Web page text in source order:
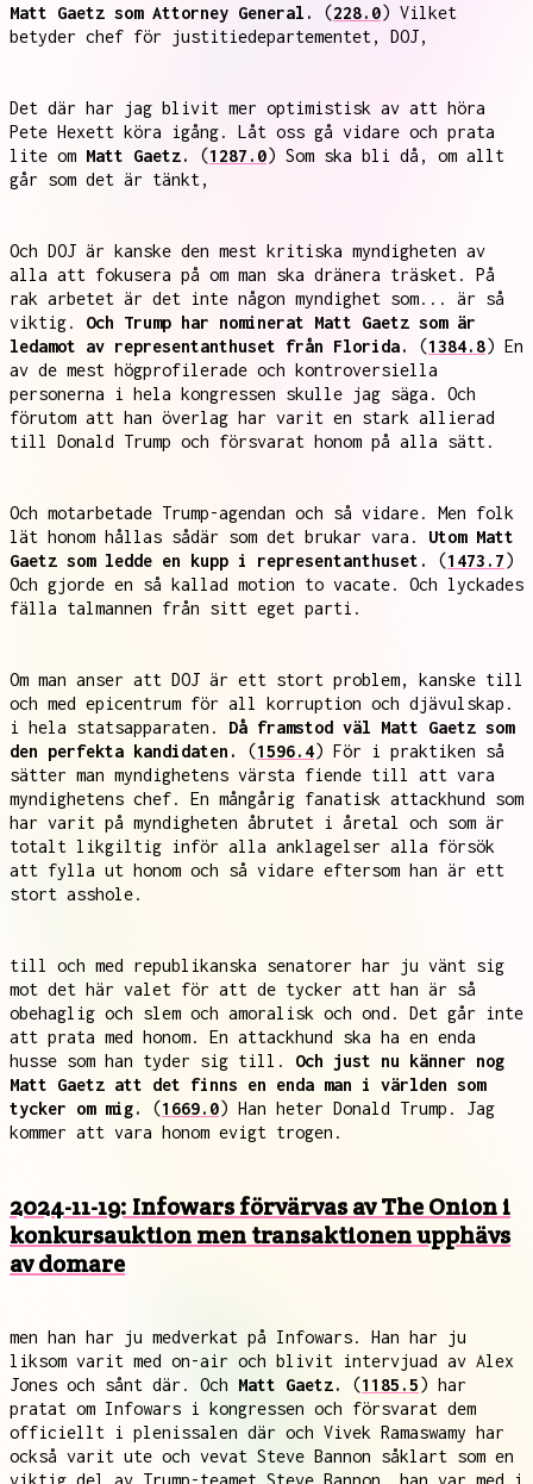
Matt Gaetz som Attorney General.
(228.0) Vilket
betyder chef för justitiedepartementet, DOJ,
Det där har jag blivit mer optimistisk av att höra
Pete Hexett köra igång. Låt oss gå vidare och prata
lite om Matt Gaetz. (1287.0) Som ska bli då, om allt
går som det är tänkt,
Och DOJ är kanske den mest kritiska myndigheten av
alla att fokusera på om man ska dränera träsket. På
rak arbetet är det inte någon myndighet som... är så
viktig. Och Trump har nominerat Matt Gaetz som är
ledamot av representanthuset från Florida.
(1384.8) En
av de mest högprofilerade och kontroversiella
personerna i hela kongressen skulle jag säga. Och
förutom att han överlag har varit en stark allierad
till Donald Trump och försvarat honom på alla sätt.
Och motarbetade Trump-agendan och så vidare. Men folk
lät honom hållas sådär som det brukar vara. Utom Matt
Gaetz som ledde en kupp i representanthuset.
(1473.7)
Och gjorde en så kallad motion to vacate. Och lyckades
fälla talmannen från sitt eget parti.
Om man anser att DOJ är ett stort problem, kanske till
och med epicentrum för all korruption och djävulskap.
i hela statsapparaten. Då framstod väl Matt Gaetz som
den perfekta kandidaten.
(1596.4) För i praktiken så
sätter man myndighetens värsta fiende till att vara
myndighetens chef. En mångårig fanatisk attackhund som
har varit på myndigheten åbrutet i åretal och som är
totalt likgiltig inför alla anklagelser alla försök
att fylla ut honom och så vidare eftersom han är ett
stort asshole.
till och med republikanska senatorer har ju vänt sig
mot det här valet för att de tycker att han är så
obehaglig och slem och amoralisk och ond. Det går inte
att prata med honom. En attackhund ska ha en enda
husse som han tyder sig till. Och just nu känner nog
Matt Gaetz att det finns en enda man i världen som
tycker om mig.
(1669.0) Han heter Donald Trump. Jag
kommer att vara honom evigt trogen.
2024-11-19: Infowars förvärvas av The Onion i
konkursauktion men transaktionen upphävs
av domare
men han har ju medverkat på Infowars. Han har ju
liksom varit med on-air och blivit intervjuad av Alex
Jones och sånt där. Och Matt Gaetz. (1185.5) har
pratat om Infowars i kongressen och försvarat dem
officiellt i plenissalen där och Vivek Ramaswamy har
också varit ute och vevat Steve Bannon såklart som en
viktig del av Trump-teamet Steve Bannon, han var med i